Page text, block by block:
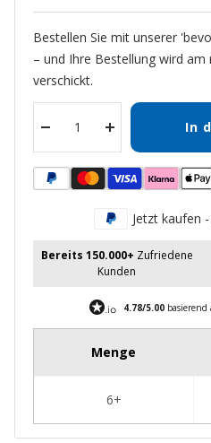
Bestellen Sie mit unserer
– und Ihre Bestellung wird am
verschickt.
Menge
verringern
Menge
erhöhen
In
Jetzt kaufen
Bereits 150.000+ Zufriedene
Kunden
4.78/5.00basierend